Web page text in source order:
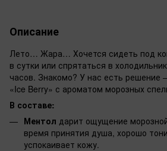
Описание
Лето… Жара… Хочется сидеть под
в сутки или спрятаться в
часов. Знакомо? У нас есть
«Ice Berry» с ароматом морозных
В составе:
Ментол дарит ощущение
время принятия душа, хорошо
успокаивает кожу.